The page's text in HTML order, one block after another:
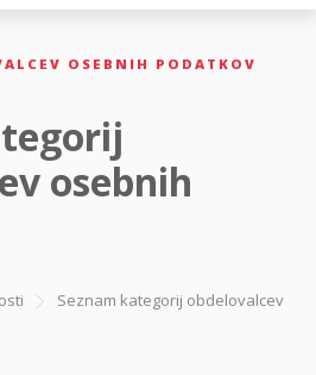
OSEBNIH PODATKOV
osebnih
Seznam kategorij obdelovalcev